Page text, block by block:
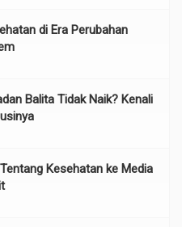
di Era Perubahan
Balita Tidak Naik? Kenali
Kesehatan ke Media